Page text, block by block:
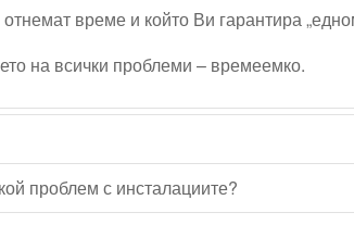
време и който Ви гарантира
на всички проблеми – времеемко.
проблем с инсталациите?